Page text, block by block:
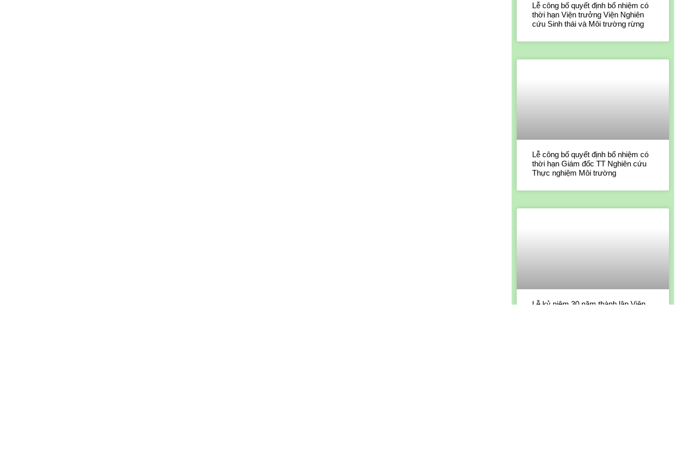
Lễ công bố quyết định bổ nhiệm có
thời hạn Viện trưởng Viện Nghiên
cứu Sinh thái và Môi trường rừng
Lễ công bố quyết định bổ nhiệm có
thời hạn Giám đốc TT Nghiên cứu
Thực nghiệm Môi trường
Lễ kỷ niệm 30 năm thành lập Viện